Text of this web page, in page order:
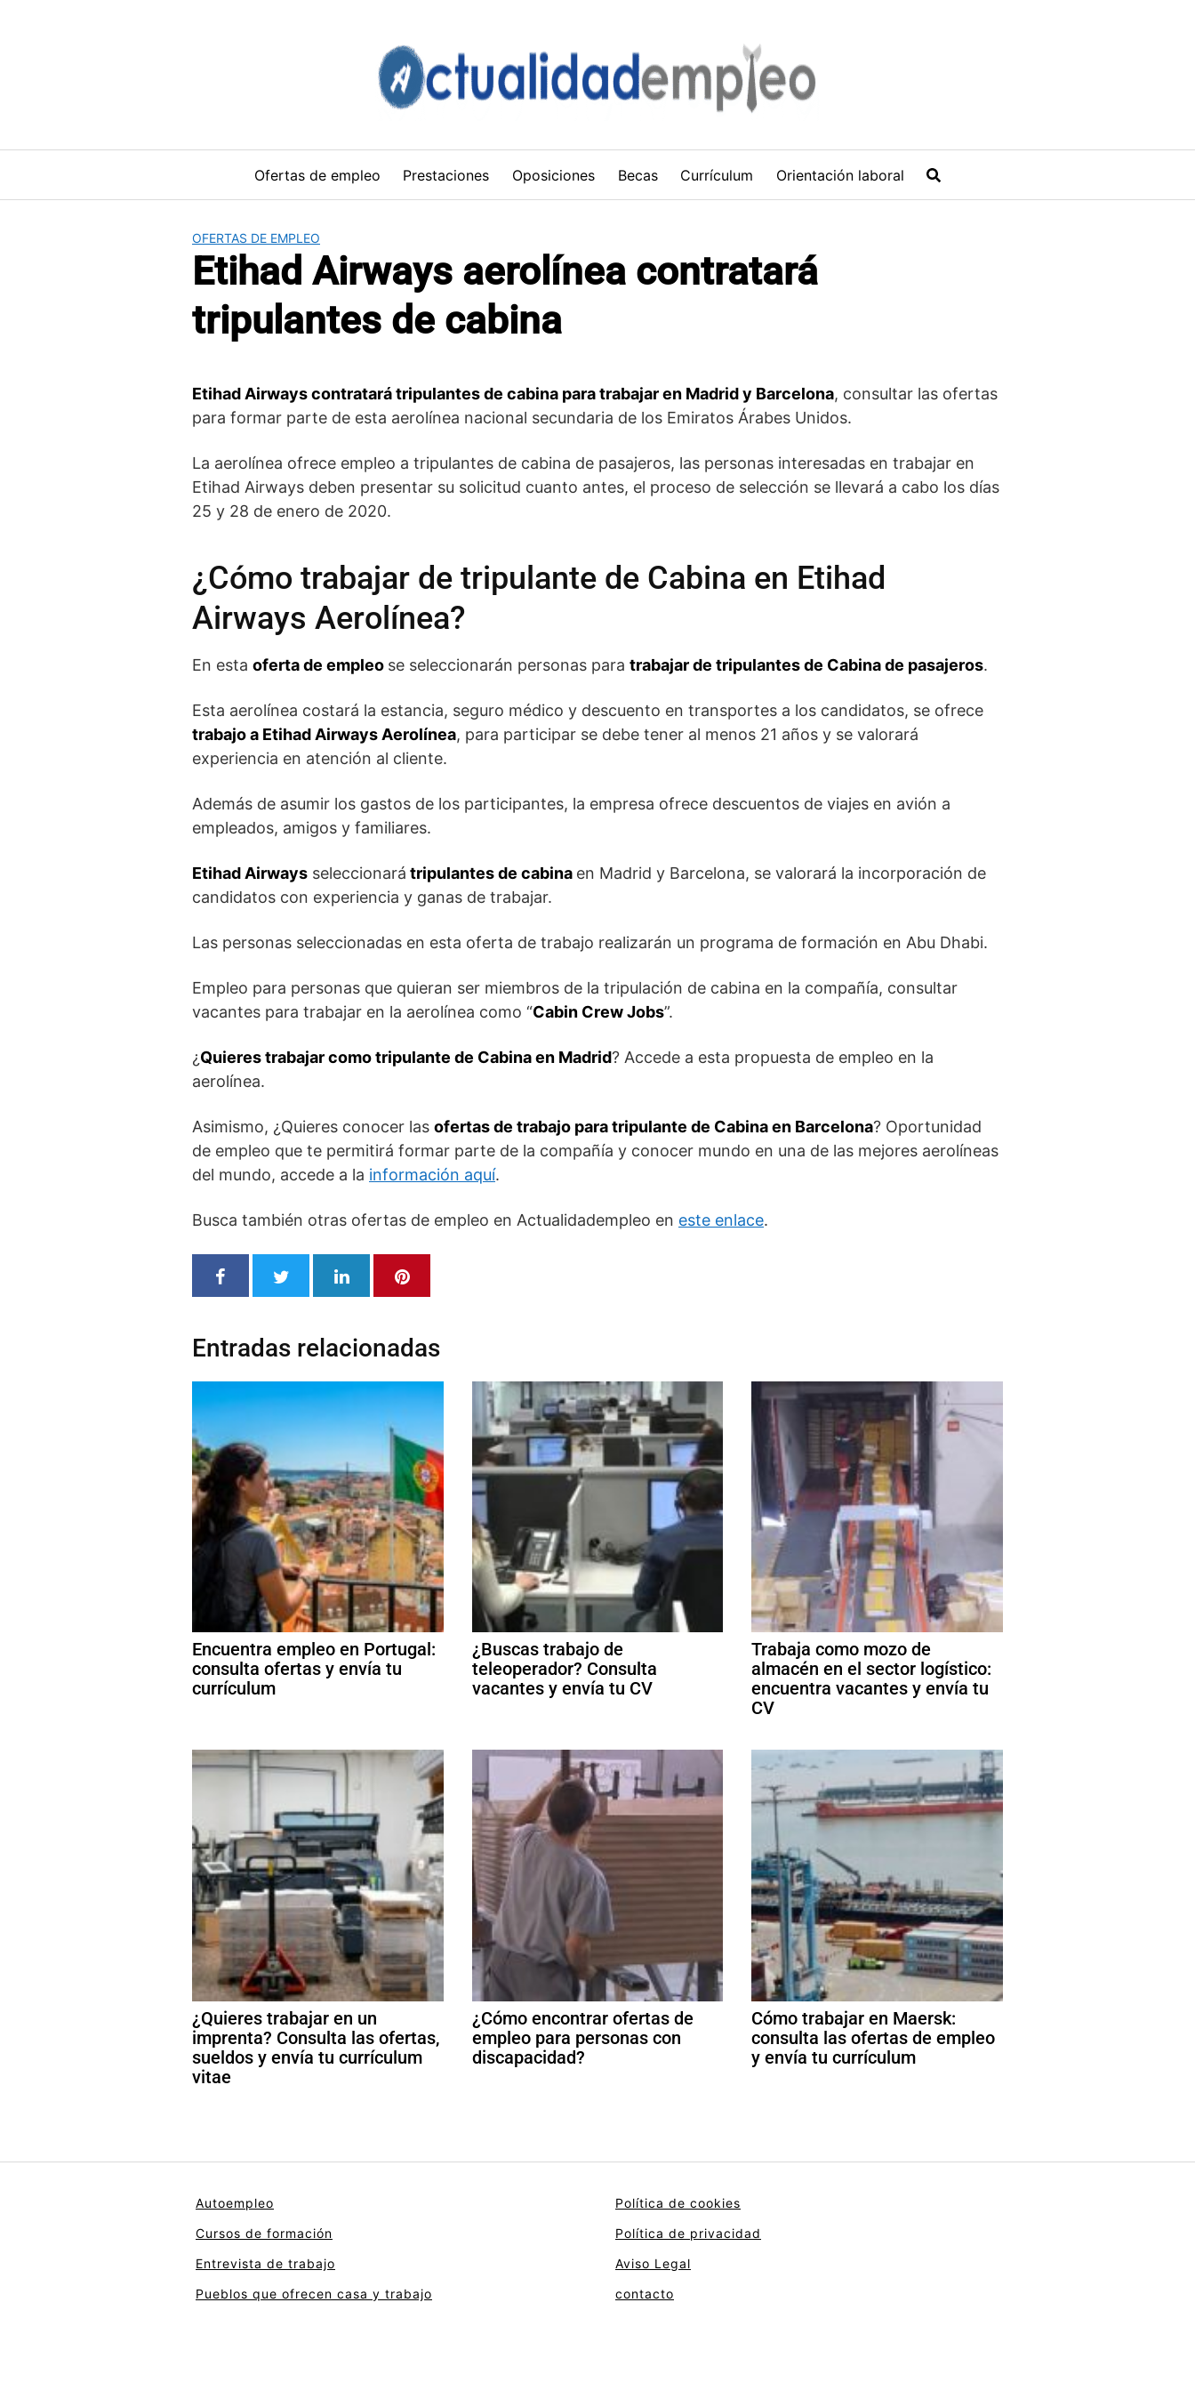
Ofertas de empleo Prestaciones Oposiciones Becas Currículum Orientación laboral
OFERTAS DE EMPLEO
Etihad Airways aerolínea contratará
tripulantes de cabina
Etihad Airways contratará tripulantes de cabina para trabajar en Madrid y Barcelona, consultar las ofertas
para formar parte de esta aerolínea nacional secundaria de los Emiratos Árabes Unidos.
La aerolínea ofrece empleo a tripulantes de cabina de pasajeros, las personas interesadas en trabajar en
Etihad Airways deben presentar su solicitud cuanto antes, el proceso de selección se llevará a cabo los días
25 y 28 de enero de 2020.
¿Cómo trabajar de tripulante de Cabina en Etihad
Airways Aerolínea?
En esta oferta de empleo se seleccionarán personas para trabajar de tripulantes de Cabina de pasajeros.
Esta aerolínea costará la estancia, seguro médico y descuento en transportes a los candidatos, se ofrece
trabajo a Etihad Airways Aerolínea, para participar se debe tener al menos 21 años y se valorará
experiencia en atención al cliente.
Además de asumir los gastos de los participantes, la empresa ofrece descuentos de viajes en avión a
empleados, amigos y familiares.
Etihad Airways seleccionará tripulantes de cabina en Madrid y Barcelona, se valorará la incorporación de
candidatos con experiencia y ganas de trabajar.
Las personas seleccionadas en esta oferta de trabajo realizarán un programa de formación en Abu Dhabi.
Empleo para personas que quieran ser miembros de la tripulación de cabina en la compañía, consultar
vacantes para trabajar en la aerolínea como “Cabin Crew Jobs”.
¿Quieres trabajar como tripulante de Cabina en Madrid? Accede a esta propuesta de empleo en la
aerolínea.
Asimismo, ¿Quieres conocer las ofertas de trabajo para tripulante de Cabina en Barcelona? Oportunidad
de empleo que te permitirá formar parte de la compañía y conocer mundo en una de las mejores aerolíneas
del mundo, accede a la información aquí.
Busca también otras ofertas de empleo en Actualidadempleo en este enlace.
Entradas relacionadas
Encuentra empleo en Portugal:
consulta ofertas y envía tu
currículum
¿Buscas trabajo de
teleoperador? Consulta
vacantes y envía tu CV
Trabaja como mozo de
almacén en el sector logístico:
encuentra vacantes y envía tu
CV
¿Quieres trabajar en un
imprenta? Consulta las ofertas,
sueldos y envía tu currículum
vitae
¿Cómo encontrar ofertas de
empleo para personas con
discapacidad?
Cómo trabajar en Maersk:
consulta las ofertas de empleo
y envía tu currículum
Autoempleo
Cursos de formación
Entrevista de trabajo
Pueblos que ofrecen casa y trabajo
Política de cookies
Política de privacidad
Aviso Legal
contacto